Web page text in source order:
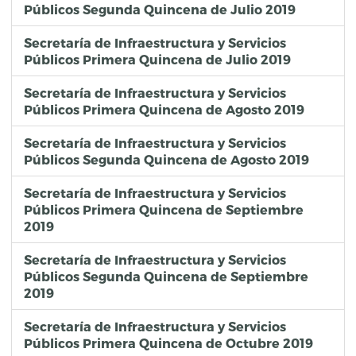
Públicos Segunda Quincena de Julio 2019
Secretaría de Infraestructura y Servicios
Públicos Primera Quincena de Julio 2019
Secretaría de Infraestructura y Servicios
Públicos Primera Quincena de Agosto 2019
Secretaría de Infraestructura y Servicios
Públicos Segunda Quincena de Agosto 2019
Secretaría de Infraestructura y Servicios
Públicos Primera Quincena de Septiembre
2019
Secretaría de Infraestructura y Servicios
Públicos Segunda Quincena de Septiembre
2019
Secretaría de Infraestructura y Servicios
Públicos Primera Quincena de Octubre 2019